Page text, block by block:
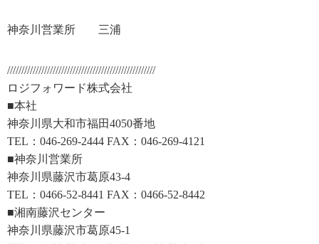
神奈川営業所 三浦
////////////////////////////////////////////////////
ロジフォワード株式会社
■本社
神奈川県大和市福田4050番地
TEL：046-269-2444 FAX：046-269-4121
■神奈川営業所
神奈川県藤沢市葛原43-4
TEL：0466-52-8441 FAX：0466-52-8442
■湘南藤沢センター
神奈川県藤沢市葛原45-1